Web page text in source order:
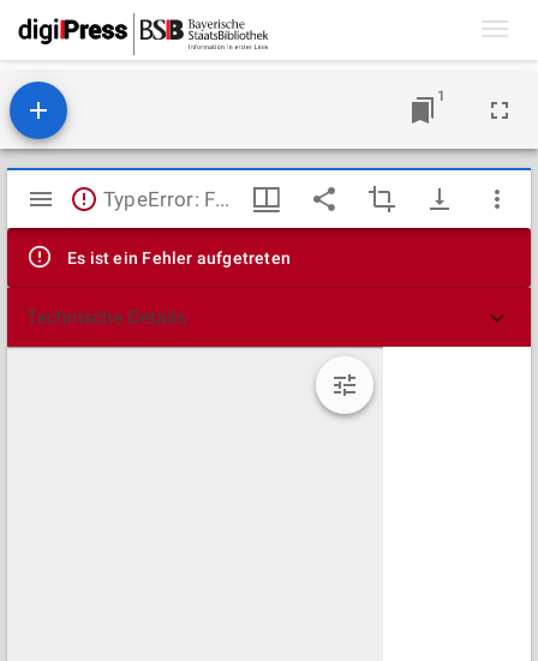
1
Mirador
Viewer
TypeError: Failed to fetch
Es ist ein Fehler aufgetreten
Technische Details